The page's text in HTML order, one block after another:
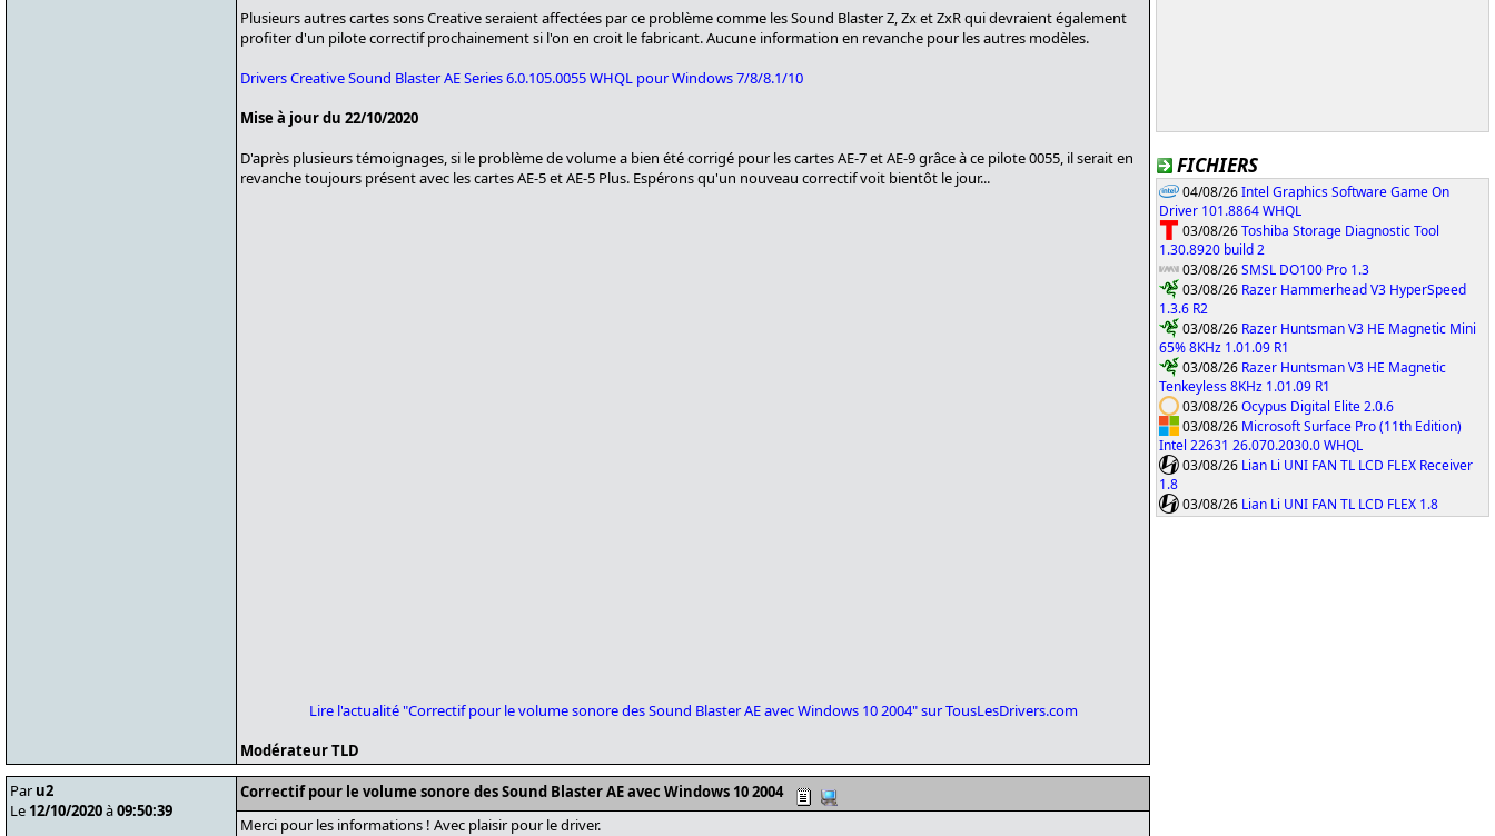
FICHIERS
04/08/26Intel Graphics Software Game On
Driver 101.8864 WHQL
03/08/26Toshiba Storage Diagnostic Tool
1.30.8920 build 2
03/08/26SMSL DO100 Pro 1.3
03/08/26 Razer Hammerhead V3 HyperSpeed
1.3.6 R2
03/08/26 Razer Huntsman V3 HE Magnetic Mini
65% 8KHz 1.01.09 R1
03/08/26 Razer Huntsman V3 HE Magnetic
Tenkeyless 8KHz 1.01.09 R1
03/08/26Ocypus Digital Elite 2.0.6
03/08/26 Microsoft Surface Pro (11th Edition)
Intel 22631 26.070.2030.0 WHQL
03/08/26 Lian Li UNI FAN TL LCD FLEX Receiver
1.8
03/08/26 Lian Li UNI FAN TL LCD FLEX 1.8
Plusieurs autres cartes sons Creative seraient affectées par ce problème comme les Sound Blaster Z, Zx et ZxR qui devraient également
profiter d'un pilote correctif prochainement si l'on en croit le fabricant. Aucune information en revanche pour les autres modèles.
Drivers Creative Sound Blaster AE Series 6.0.105.0055 WHQL pour Windows 7/8/8.1/10
Mise à jour du 22/10/2020
D'après plusieurs témoignages, si le problème de volume a bien été corrigé pour les cartes AE-7 et AE-9 grâce à ce pilote 0055, il serait en
revanche toujours présent avec les cartes AE-5 et AE-5 Plus. Espérons qu'un nouveau correctif voit bientôt le jour...
Lire l'actualité "Correctif pour le volume sonore des Sound Blaster AE avec Windows 10 2004" sur TousLesDrivers.com
Modérateur TLD
Par u2
Le 12/10/2020à09:50:39
Correctif pour le volume sonore des Sound Blaster AE avec Windows 10 2004
Merci pour les informations ! Avec plaisir pour le driver.